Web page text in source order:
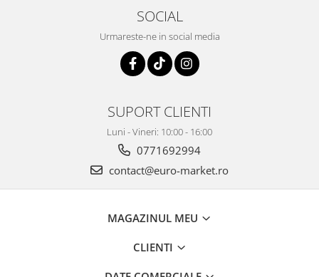
SOCIAL
Urmareste-ne in social media
SUPORT CLIENTI
Luni - Vineri: 10:00 - 16:00
0771692994
contact@euro-market.ro
MAGAZINUL MEU
CLIENTI